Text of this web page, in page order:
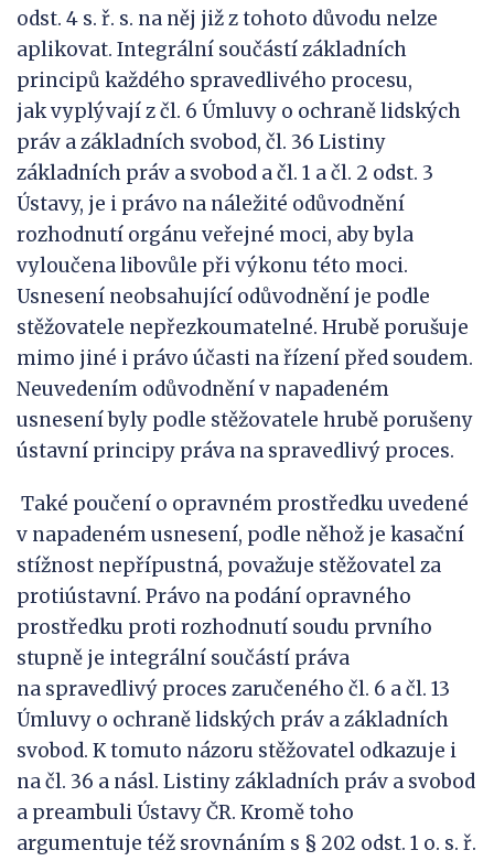
odst. 4 s. ř. s. na něj již z tohoto důvodu nelze
aplikovat. Integrální součástí základních
principů každého spravedlivého procesu,
jak vyplývají z čl. 6 Úmluvy o ochraně lidských
práv a základních svobod, čl. 36 Listiny
základních práv a svobod a čl. 1 a čl. 2 odst. 3
Ústavy, je i právo na náležité odůvodnění
rozhodnutí orgánu veřejné moci, aby byla
vyloučena libovůle při výkonu této moci.
Usnesení neobsahující odůvodnění je podle
stěžovatele nepřezkoumatelné. Hrubě porušuje
mimo jiné i právo účasti na řízení před soudem.
Neuvedením odůvodnění v napadeném
usnesení byly podle stěžovatele hrubě porušeny
ústavní principy práva na spravedlivý proces.
Také poučení o opravném prostředku uvedené
v napadeném usnesení, podle něhož je kasační
stížnost nepřípustná, považuje stěžovatel za
protiústavní. Právo na podání opravného
prostředku proti rozhodnutí soudu prvního
stupně je integrální součástí práva
na spravedlivý proces zaručeného čl. 6 a čl. 13
Úmluvy o ochraně lidských práv a základních
svobod. K tomuto názoru stěžovatel odkazuje i
na čl. 36 a násl. Listiny základních práv a svobod
a preambuli Ústavy ČR. Kromě toho
argumentuje též srovnáním s § 202 odst. 1 o. s. ř.